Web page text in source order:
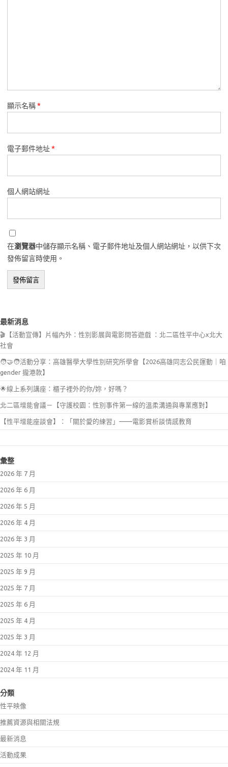
顯示名稱*
電子郵件地址*
個人網站網址
在瀏覽器中儲存顯示名稱、電子郵件地址及個人網站網址，以供下次
發佈留言時使用。
最新消息
🎬【活動宣傳】片幅內外：性別影展與電影問答遊戲 ：北二區性平中心x北大
社會
🧑‍🤝‍🧑活動分享：高雄醫學大學性別研究所學會【2026高雄同志公民運動｜咱
gender 攏港款】
🌟線上系列講座：櫃子裡外的你/妳，好嗎？
北二區增能會議－【守護校園：性別事件第一線的溫柔溝通與專業應對】
【性平增能座談會】：「關於愛的練習」——電影賞析談情感教育
彙整
2026 年 7 月
2026 年 6 月
2026 年 5 月
2026 年 4 月
2026 年 3 月
2025 年 10 月
2025 年 9 月
2025 年 7 月
2025 年 6 月
2025 年 4 月
2025 年 3 月
2024 年 12 月
2024 年 11 月
分類
性平映像
推薦資源與相關法規
最新消息
活動成果